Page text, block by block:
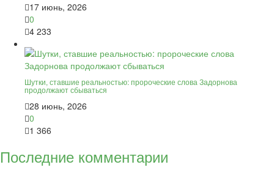
17 июнь, 2026
0
4 233
Шутки, ставшие реальностью: пророческие слова Задорнова
продолжают сбываться
28 июнь, 2026
0
1 366
Последние комментарии